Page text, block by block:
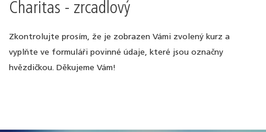
Charitas - zrcadlový
Zkontrolujte prosím, že je zobrazen Vámi zvolený kurz a
vyplňte ve formuláři povinné údaje, které jsou označny
hvězdičkou. Děkujeme Vám!